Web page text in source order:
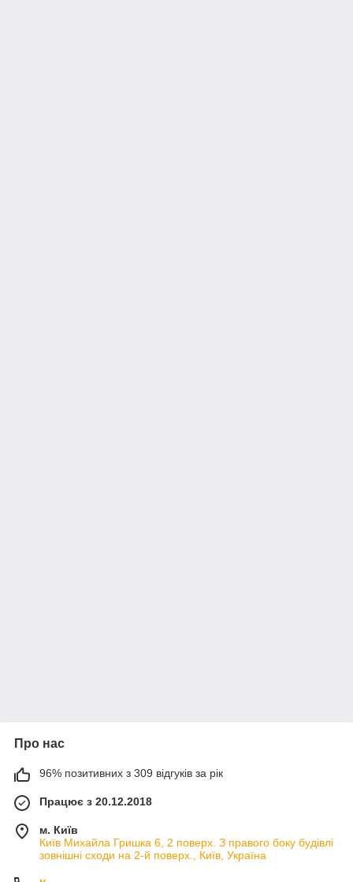
Про нас
96% позитивних з 309 відгуків за рік
Працює з 20.12.2018
м. Київ
Київ Михайла Гришка 6, 2 поверх. З правого боку будівлі
зовнішні сходи на 2-й поверх., Київ, Україна